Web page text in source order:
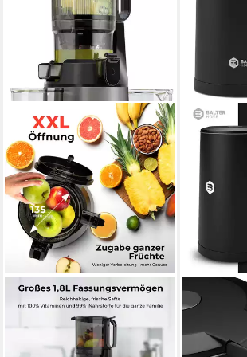
BALTER
Entsafter ES-01P, 300 W,
Slow Juicer 135MM Öffnung
1,8L Entsafter für Gemüse
BALTER
WK-04-
W,